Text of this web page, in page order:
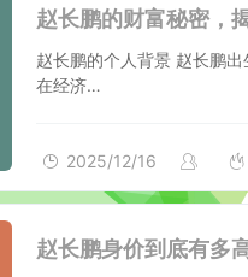
赵长鹏的财富秘密，
赵长鹏的个人背景 赵长鹏
在经济…
2025/12/16
赵长鹏身价到底有多